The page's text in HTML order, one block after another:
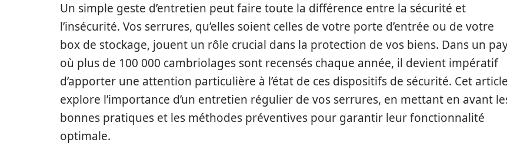
Un simple geste d’entretien peut faire toute la différence entre la sécurité et
l’insécurité. Vos serrures, qu’elles soient celles de votre porte d’entrée ou de votre
box de stockage, jouent un rôle crucial dans la protection de vos biens. Dans un
où plus de 100 000 cambriolages sont recensés chaque année, il devient impératif
d’apporter une attention particulière à l’état de ces dispositifs de sécurité. Cet article
explore l’importance d’un entretien régulier de vos serrures, en mettant en avant
bonnes pratiques et les méthodes préventives pour garantir leur fonctionnalité
optimale.